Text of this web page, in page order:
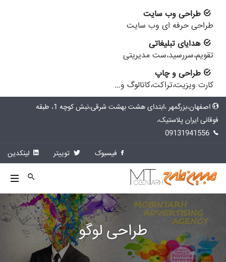
طراحی وب سایت
طراحی حرفه ای وب سایت
هدایای تبلیغاتی
تقویم،سررسید،ست مدیریتی
طراحی و چاپ
کارت ویزیت،تراکت،کاتالوگ و…
اصفهان،بزرگمهر ،ابتدای هشت بهشت شرقی،نبش کوچه 1، طبقه
فوقانی ایران پلاستیک،
فیسبوک
توییتر لینکدین
طراحی لوگو